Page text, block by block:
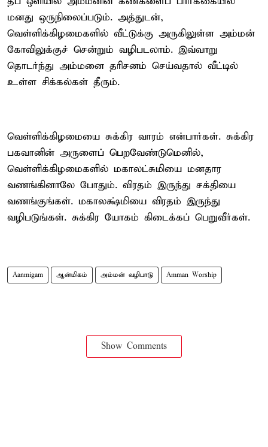
மனது ஒருநிலைப்படும். அத்துடன்,
வெள்ளிக்கிழமைகளில் வீட்டுக்கு அருகிலுள்ள அம்மன்
கோவிலுக்குச் சென்றும் வழிபடலாம். இவ்வாறு
தொடர்ந்து அம்மனை தரிசனம் செய்வதால் வீட்டில்
உள்ள சிக்கல்கள் தீரும்.
வெள்ளிக்கிழமையை சுக்கிர வாரம் என்பார்கள். சுக்கிர
பகவானின் அருளைப் பெறவேண்டுமெனில்,
வெள்ளிக்கிழமைகளில் மகாலட்சுமியை மனதார
வணங்கினாலே போதும். விரதம் இருந்து சக்தியை
வணங்குங்கள். மகாலக்ஷ்மியை விரதம் இருந்து
வழிபடுங்கள். சுக்கிர யோகம் கிடைக்கப் பெறுவீர்கள்.
Aanmigam ஆன்மிகம் அம்மன் வழிபாடு Amman Worship
Show Comments